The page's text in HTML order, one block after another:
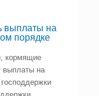
выплаты на
порядке
кормящие
выплаты на